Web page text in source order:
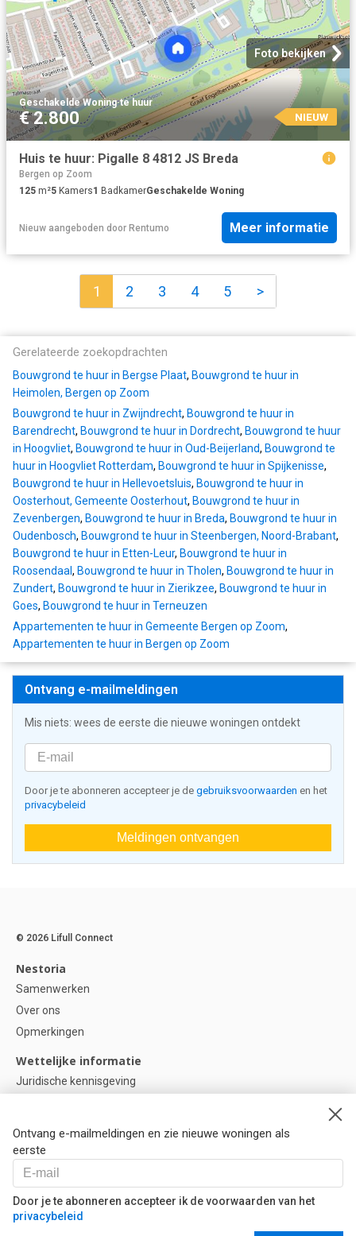
Foto bekijken
Geschakelde Woning·te huur
€ 2.800 NIEUW
Huis te huur: Pigalle 8 4812 JS Breda
Bergen op Zoom
125 m²5 Kamers1 BadkamerGeschakelde Woning
Nieuw aangeboden door Rentumo Meer informatie
1 2 3 4 5 >
Gerelateerde zoekopdrachten
Bouwgrond te huur in Bergse Plaat, Bouwgrond te huur in
Heimolen, Bergen op Zoom
Bouwgrond te huur in Zwijndrecht, Bouwgrond te huur in
Barendrecht, Bouwgrond te huur in Dordrecht, Bouwgrond te huur
in Hoogvliet, Bouwgrond te huur in Oud-Beijerland, Bouwgrond te
huur in Hoogvliet Rotterdam, Bouwgrond te huur in Spijkenisse,
Bouwgrond te huur in Hellevoetsluis, Bouwgrond te huur in
Oosterhout, Gemeente Oosterhout, Bouwgrond te huur in
Zevenbergen, Bouwgrond te huur in Breda, Bouwgrond te huur in
Oudenbosch, Bouwgrond te huur in Steenbergen, Noord-Brabant,
Bouwgrond te huur in Etten-Leur, Bouwgrond te huur in
Roosendaal, Bouwgrond te huur in Tholen, Bouwgrond te huur in
Zundert, Bouwgrond te huur in Zierikzee, Bouwgrond te huur in
Goes, Bouwgrond te huur in Terneuzen
Appartementen te huur in Gemeente Bergen op Zoom,
Appartementen te huur in Bergen op Zoom
Ontvang e-mailmeldingen
Mis niets: wees de eerste die nieuwe woningen ontdekt
Door je te abonneren accepteer je de gebruiksvoorwaarden en het
privacybeleid
Meldingen ontvangen
Ontvang e-mailmeldingen en zie nieuwe woningen als
eerste
Door je te abonneren accepteer ik de voorwaarden van het
privacybeleid
© 2026 Lifull Connect
Nestoria
Samenwerken
Over ons
Opmerkingen
Wettelijke informatie
Juridische kennisgeving
Cookie instellingen
Help
Vragen
Onze partners